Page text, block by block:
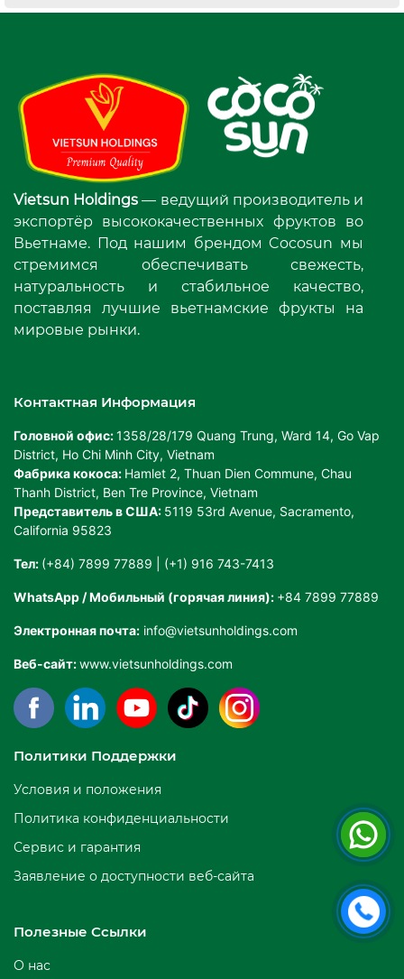
Vietsun Holdings — ведущий производитель и
экспортёр высококачественных фруктов во
Вьетнаме. Под нашим брендом Cocosun мы
стремимся обеспечивать свежесть,
натуральность и стабильное качество,
поставляя лучшие вьетнамские фрукты на
мировые рынки.
Контактная Информация
Головной офис:1358/28/179 Quang Trung, Ward 14, Go Vap
District, Ho Chi Minh City, Vietnam
Фабрика кокоса: Hamlet 2, Thuan Dien Commune, Chau
Thanh District, Ben Tre Province, Vietnam
Представитель в США: 5119 53rd Avenue, Sacramento,
California 95823
Тел: (+84) 7899 77889 | (+1) 916 743-7413
WhatsApp / Мобильный (горячая линия): +84 7899 77889
Электронная почта: info@vietsunholdings.com
Веб-сайт:www.vietsunholdings.com
Политики Поддержки
Условия и положения
Политика конфиденциальности
Сервис и гарантия
Заявление о доступности веб-сайта
Полезные Ссылки
О нас